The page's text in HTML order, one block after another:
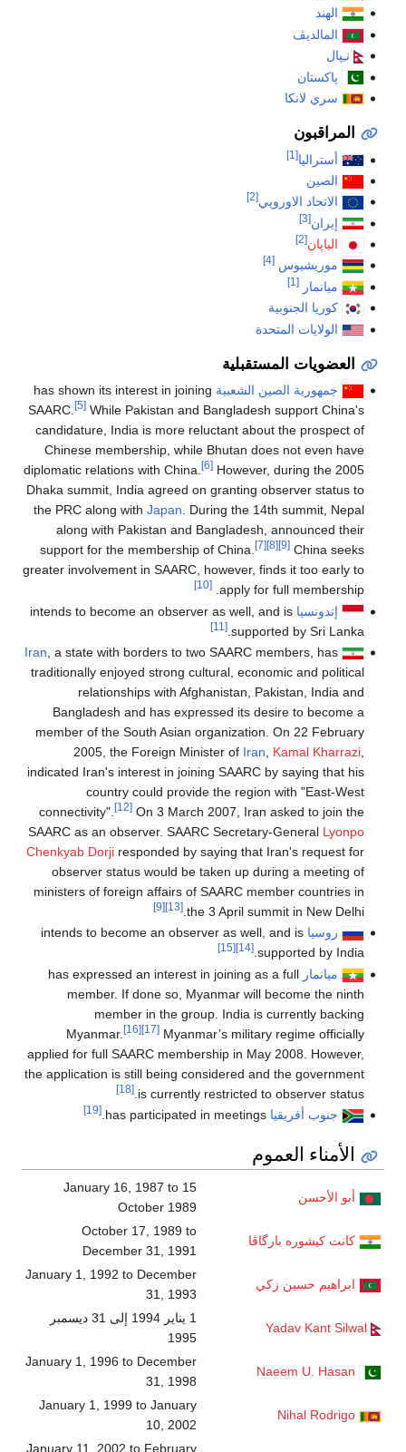
الهند
المالديڤ
نـِپال
پاكستان
سري لانكا
المراقبون
أستراليا[1]
الصين
الاتحاد الاوروپي[2]
إيران[3]
الياپان[2]
موريشيوس [4]
ميانمار [1]
كوريا الجنوبية
الولايات المتحدة
العضويات المستقبلية
جمهورية الصين الشعبية has shown its interest in joining
SAARC.
[5]While Pakistan and Bangladesh support China's
candidature, India is more reluctant about the prospect of
Chinese membership, while Bhutan does not even have
diplomatic relations with China.
[6]However, during the 2005
Dhaka summit, India agreed on granting observer status to
the PRC along with Japan. During the 14th summit, Nepal
along with Pakistan and Bangladesh, announced their
support for the membership of China.
[7] [8] [9]China seeks
greater involvement in SAARC, however, finds it too early to
apply for full membership.
[10]
إندونسيا intends to become an observer as well, and is
supported by Sri Lanka.
[11]
Iran , a state with borders to two SAARC members, has
traditionally enjoyed strong cultural, economic and political
relationships with Afghanistan, Pakistan, India and
Bangladesh and has expressed its desire to become a
member of the South Asian organization. On 22 February
2005, the Foreign Minister of Iran Kamal Kharrazi,
indicated Iran's interest in joining SAARC by saying that his
country could provide the region with "East-West
connectivity".
[12]On 3 March 2007, Iran asked to join the
SAARC as an observer. SAARC Secretary-General Lyonpo
Chenkyab Dorjiresponded by saying that Iran's request for
observer status would be taken up during a meeting of
ministers of foreign affairs of SAARC member countries in
the 3 April summit in New Delhi.
[13]
[9]
روسيا intends to become an observer as well, and is
supported by India.
[14]
[15]
ميانمار has expressed an interest in joining as a full
member. If done so, Myanmar will become the ninth
member in the group. India is currently backing
Myanmar.
[16] [17]Myanmar’s military regime officially
applied for full SAARC membership in May 2008. However,
the application is still being considered and the government
is currently restricted to observer status.
[18]
جنوب أفريقيا has participated in meetings.
[19]
الأمناء العموم
أبو الأحسن
January 16, 1987 to 15
October 1989
كانت كيشوره بارگاڤا
October 17, 1989 to
December 31, 1991
ابراهيم حسين زكي
January 1, 1992 to December
31, 1993
Yadav Kant Silwal
1 يناير 1994 إلى 31 ديسمبر
1995
Naeem U. Hasan
January 1, 1996 to December
31, 1998
Nihal Rodrigo
January 1, 1999 to January
10, 2002
January 11, 2002 to February